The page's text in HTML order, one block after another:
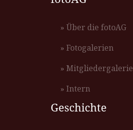
» Über die fotoAG
» Fotogalerien
» Mitgliedergalerie
» Intern
Geschichte